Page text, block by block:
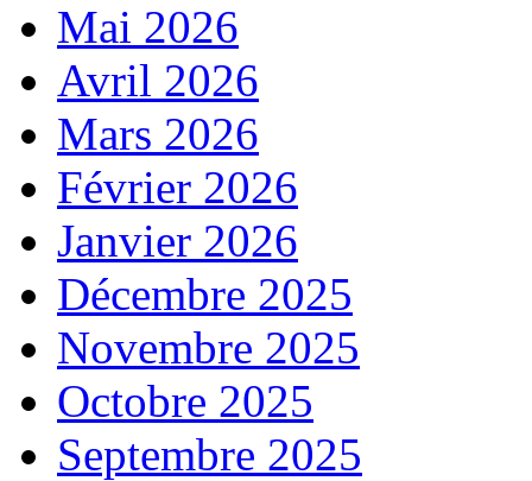
Mai 2026
Avril 2026
Mars 2026
Février 2026
Janvier 2026
Décembre 2025
Novembre 2025
Octobre 2025
Septembre 2025